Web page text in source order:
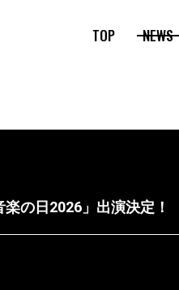
TOP NEWS
の日2026」出演決定！